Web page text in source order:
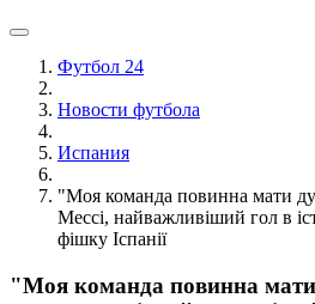
Футбол 24
Новости футбола
Испания
"Моя команда повинна мати
Мессі, найважливіший гол в
фішку Іспанії
"Моя команда повинна